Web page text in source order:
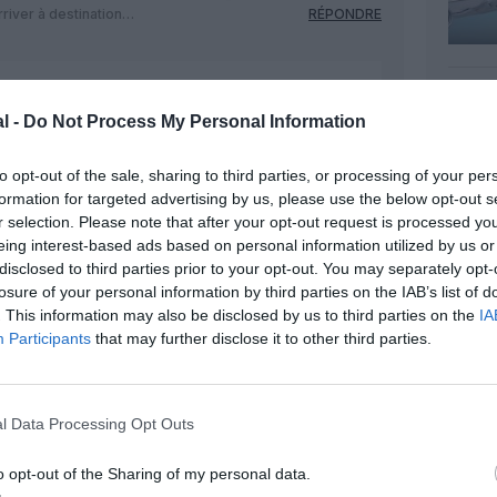
- Do Not Process My Personal Information
opt-out of the sale, sharing to third parties, or processing of your
for targeted advertising by us, please use the below opt-out
selection. Please note that after your opt-out request is processed
interest-based ads based on personal information utilized by us
to third parties prior to your opt-out. You may separately
of your personal information by third parties on the IAB’s list of
This information may also be disclosed by us to third parties on the
Participants that may further disclose it to other third parties.
Data Processing Opt Outs
opt-out of the Sharing of my personal data.
à destination…
RÉPONDRE
un très bon avion de ligne, certe un
23 novembre 2017 - 21 h 40
min
pour du long courrier. Je
777, A330, 747…
RÉPONDRE
tous les monocouloirs se